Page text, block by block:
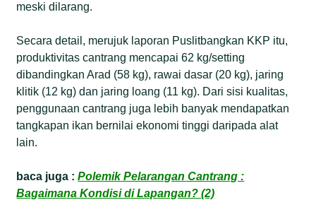
meski dilarang.
Secara detail, merujuk laporan Puslitbangkan KKP itu,
produktivitas cantrang mencapai 62 kg/setting
dibandingkan Arad (58 kg), rawai dasar (20 kg), jaring
klitik (12 kg) dan jaring loang (11 kg). Dari sisi kualitas,
penggunaan cantrang juga lebih banyak mendapatkan
tangkapan ikan bernilai ekonomi tinggi daripada alat
lain.
baca juga :Polemik Pelarangan Cantrang :
Bagaimana Kondisi di Lapangan? (2)